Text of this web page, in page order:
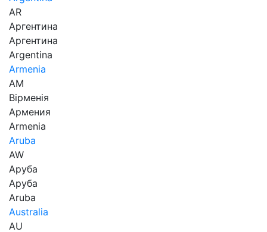
AR
Аргентина
Аргентина
Argentina
Armenia
AM
Вірменія
Армения
Armenia
Aruba
AW
Аруба
Аруба
Aruba
Australia
AU